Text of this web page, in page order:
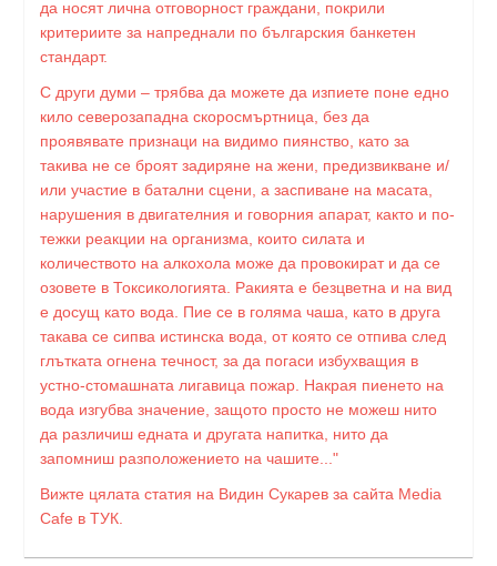
да носят лична отговорност граждани, покрили
критериите за напреднали по българския банкетен
стандарт.
С други думи – трябва да можете да изпиете поне едно
кило северозападна скоросмъртница, без да
проявявате признаци на видимо пиянство, като за
такива не се броят задиряне на жени, предизвикване и/
или участие в батални сцени, а заспиване на масата,
нарушения в двигателния и говорния апарат, както и по-
тежки реакции на организма, които силата и
количеството на алкохола може да провокират и да се
озовете в Токсикологията. Ракията е безцветна и на вид
е досущ като вода. Пие се в голяма чаша, като в друга
такава се сипва истинска вода, от която се отпива след
глътката огнена течност, за да погаси избухващия в
устно-стомашната лигавица пожар. Накрая пиенето на
вода изгубва значение, защото просто не можеш нито
да различиш едната и другата напитка, нито да
запомниш разположението на чашите..."
Вижте цялата статия на Видин Сукарев за сайта Media
Cafe в ТУК.